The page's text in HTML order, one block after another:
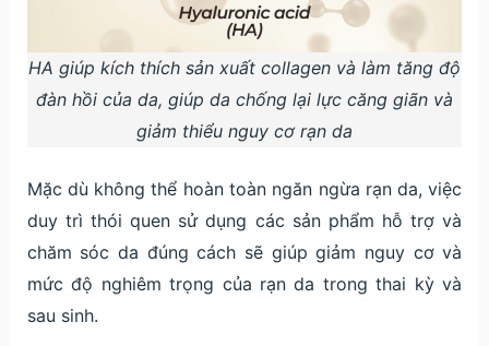
HA giúp kích thích sản xuất collagen và làm tăng độ
đàn hồi của da, giúp da chống lại lực căng giãn và
giảm thiểu nguy cơ rạn da
Mặc dù không thể hoàn toàn ngăn ngừa rạn da, việc
duy trì thói quen sử dụng các sản phẩm hỗ trợ và
chăm sóc da đúng cách sẽ giúp giảm nguy cơ và
mức độ nghiêm trọng của rạn da trong thai kỳ và
sau sinh.